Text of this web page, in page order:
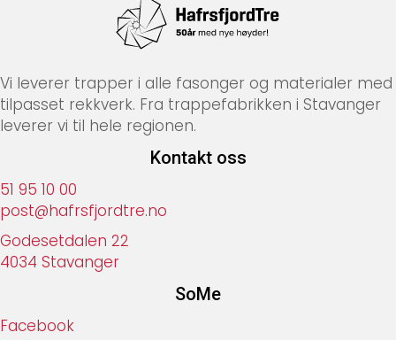
Vi leverer trapper i alle fasonger og materialer med
tilpasset rekkverk. Fra trappefabrikken i Stavanger
leverer vi til hele regionen.
Kontakt oss
51 95 10 00
post@hafrsfjordtre.no
Godesetdalen 22
4034 Stavanger
SoMe
Facebook